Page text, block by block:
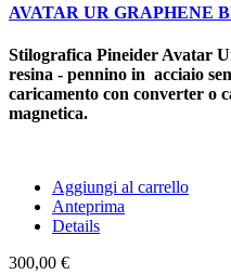
AVATAR UR GRAPHENE
Stilografica Pineider Avatar
resina - pennino in acciaio
caricamento con converter o
magnetica.
Aggiungi al carrello
Anteprima
Details
300,00 €